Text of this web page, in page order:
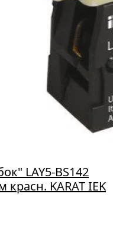
LAY5-BS142
KARAT IEK